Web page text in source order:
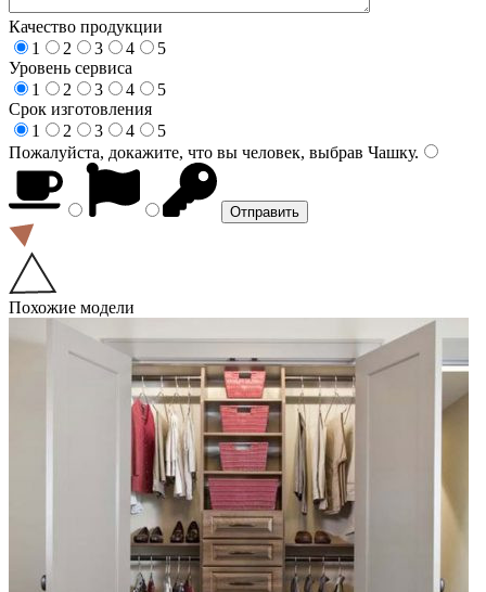
Качество продукции
1
2 3 4
5
Уровень сервиса
1
2 3 4
5
Срок изготовления
1
2 3 4
5
Пожалуйста, докажите, что вы человек, выбрав Чашку.
Похожие модели